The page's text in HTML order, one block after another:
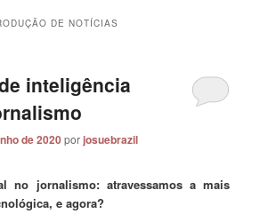
DE NOTÍCIAS
inteligência
de 2020porjosuebrazil
no jornalismo: atravessamos a mais
e agora?